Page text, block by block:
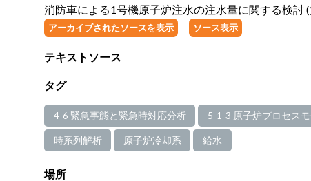
消防車による1号機原子炉注水の注水量に関する検討
アーカイブされたソースを表示 ソース表示
テキストソース
タグ
4-6 緊急事態と緊急時対応分析 5-1-3 原子炉プロセス
時系列解析 原子炉冷却系 給水
場所